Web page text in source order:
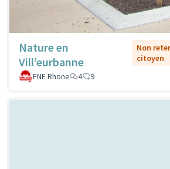
Nature en
Vill’eurbanne
Non
citoyen
FNE Rhone
4 9